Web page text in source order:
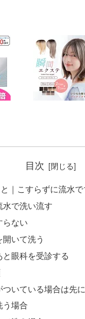
目次
｜こすらずに流水
水で洗い流す
らない
開いて洗う
眼科を受診する
ついている場合は先
う場合